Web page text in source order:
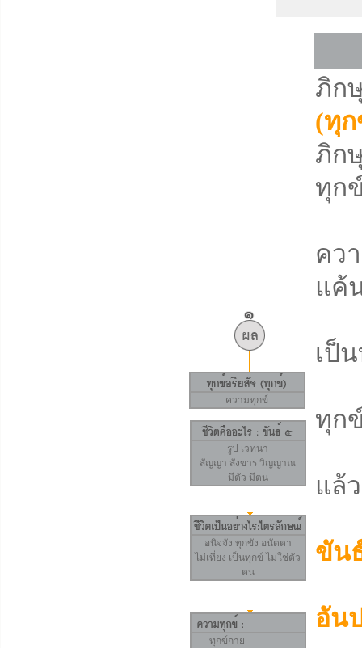
ความทุกข์
รูป เวทนา
สัญญา สังขาร วิญญาณ
มีตัว มีตน
อนิจจัง ทุกขัง อนัตตา
ไม่เที่ยง เป็นทุกข์ ไม่ใช่ตัว
ตน
- ทุกข์กาย
ภิก
(ทุ
ภิก
ทุก
คว
แค้
เป็
ทุก
แล้
ขัน
อัน